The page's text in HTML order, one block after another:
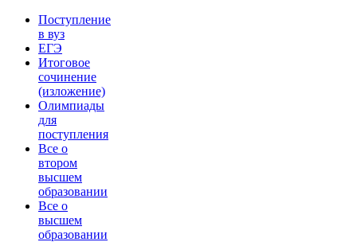
Поступление
в вуз
ЕГЭ
Итоговое
сочинение
(изложение)
Олимпиады
для
поступления
Все о
втором
высшем
образовании
Все о
высшем
образовании